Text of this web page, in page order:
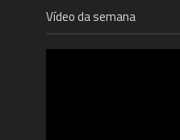
Vídeo da semana